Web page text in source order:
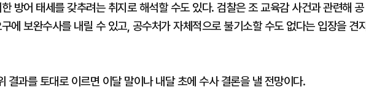
방어 태세를 갖추려는 취지로 해석할 수도 있다. 검찰은 조 교육감 사건과 관련해 공
에 보완수사를 내릴 수 있고, 공수처가 자체적으로 불기소할 수도 없다는 입장을 견지
결과를 토대로 이르면 이달 말이나 내달 초에 수사 결론을 낼 전망이다.